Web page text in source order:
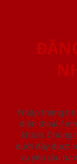
Nhập thông
điện thoại /
khách. Chúng
dưới đây được
vụ yêu cầu tư